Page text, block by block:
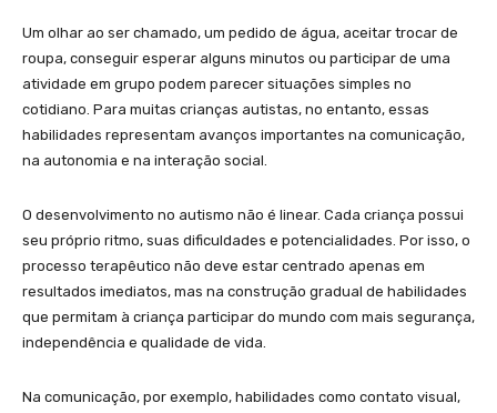
Um olhar ao ser chamado, um pedido de água, aceitar trocar de
roupa, conseguir esperar alguns minutos ou participar de uma
atividade em grupo podem parecer situações simples no
cotidiano. Para muitas crianças autistas, no entanto, essas
habilidades representam avanços importantes na comunicação,
na autonomia e na interação social.
O desenvolvimento no autismo não é linear. Cada criança possui
seu próprio ritmo, suas dificuldades e potencialidades. Por isso, o
processo terapêutico não deve estar centrado apenas em
resultados imediatos, mas na construção gradual de habilidades
que permitam à criança participar do mundo com mais segurança,
independência e qualidade de vida.
Na comunicação, por exemplo, habilidades como contato visual,